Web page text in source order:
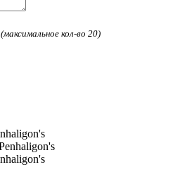
(максимальное кол-во 20)